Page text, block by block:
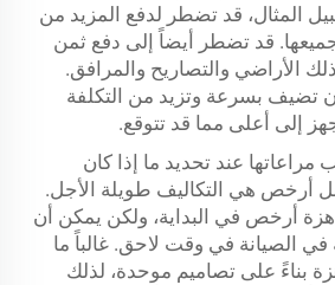
المثال، قد تضطر لدفع المزيد من
قد تضطر أيضاً إلى دفع ثمن
الأراضي والتصاريح والمرافق.
تضيف بسرعة وتزيد من التكلفة
إلى أعلى مما قد تتوقع.
مراعاتها عند تحديد ما إذا كان
أرخص هي التكاليف طويلة الأجل.
أرخص في البداية، ولكن يمكن أن
في الصيانة في وقت لاحق. غالباً ما
بناءً على تصاميم موحدة، لذلك